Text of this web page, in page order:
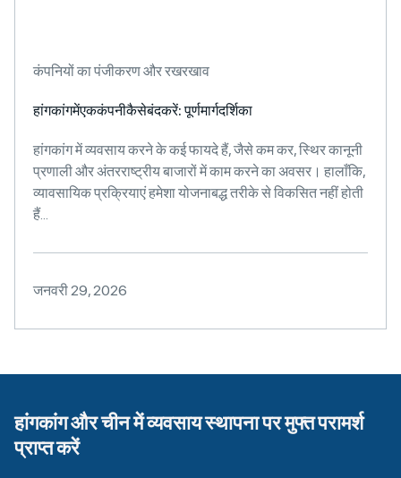
कंपनियों का पंजीकरण और रखरखाव
हांगकांगमेंएककंपनीकैसेबंदकरें: पूर्णमार्गदर्शिका
हांगकांग में व्यवसाय करने के कई फायदे हैं, जैसे कम कर, स्थिर कानूनी
प्रणाली और अंतरराष्ट्रीय बाजारों में काम करने का अवसर। हालाँकि,
व्यावसायिक प्रक्रियाएं हमेशा योजनाबद्ध तरीके से विकसित नहीं होती
हैं...
जनवरी 29, 2026
हांगकांग और चीन में व्यवसाय स्थापना पर मुफ्त परामर्श
प्राप्त करें